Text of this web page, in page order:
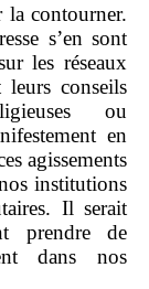
la contourner.
s’en sont
les réseaux
leurs conseils
ou
en
agissements
institutions
Il serait
prendre de
dans nos